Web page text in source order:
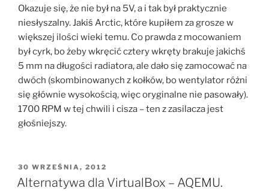
Okazuje się, że nie był na 5V, a i tak był praktycznie
niesłyszalny. Jakiś Arctic, które kupiłem za grosze w
większej ilości wieki temu. Co prawda z mocowaniem
był cyrk, bo żeby wkręcić cztery wkręty brakuje jakichś
5 mm na długości radiatora, ale dało się zamocować na
dwóch (skombinowanych z kołków, bo wentylator różni
się głównie wysokością, więc oryginalne nie pasowały).
1700 RPM w tej chwili i cisza – ten z zasilacza jest
głośniejszy.
OPUBLIKOWANE
W
30 WRZEŚNIA, 2012
Alternatywa dla VirtualBox – AQEMU.